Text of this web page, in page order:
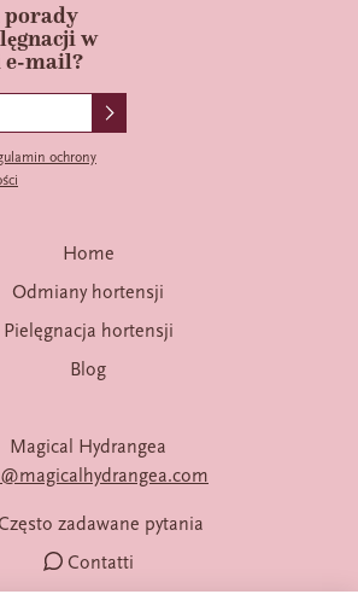
w
e-mail?
ochrony
Home
Odmiany hortensji
Pielęgnacja hortensji
Blog
Magical Hydrangea
zadawane pytania
Contatti